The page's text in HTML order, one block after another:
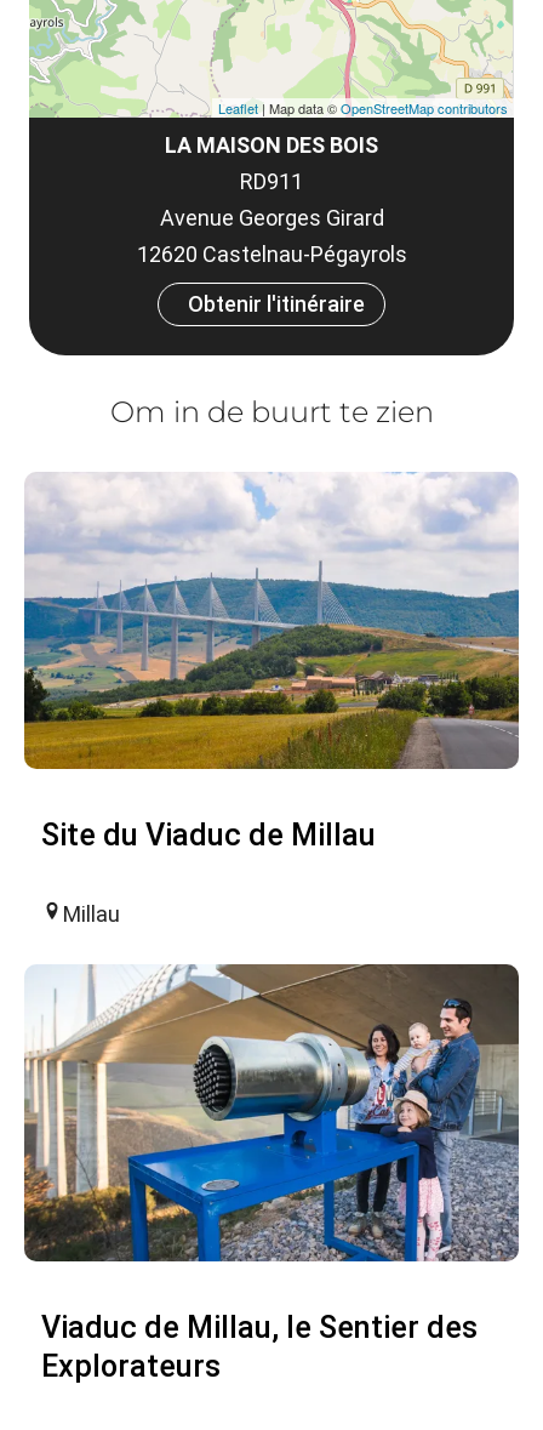
LA MAISON DES BOIS
RD911
Avenue Georges Girard
12620 Castelnau-Pégayrols
Obtenir l'itinéraire
Leaflet | Map data ©OpenStreetMap contributors
Om in de buurt te zien
Site du Viaduc de Millau
Millau
Viaduc de Millau, le Sentier des
Explorateurs